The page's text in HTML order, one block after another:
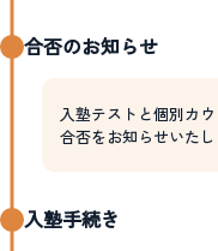
合否のお知らせ
入塾テストと個別カ
合否をお知らせいたし
入塾手続き